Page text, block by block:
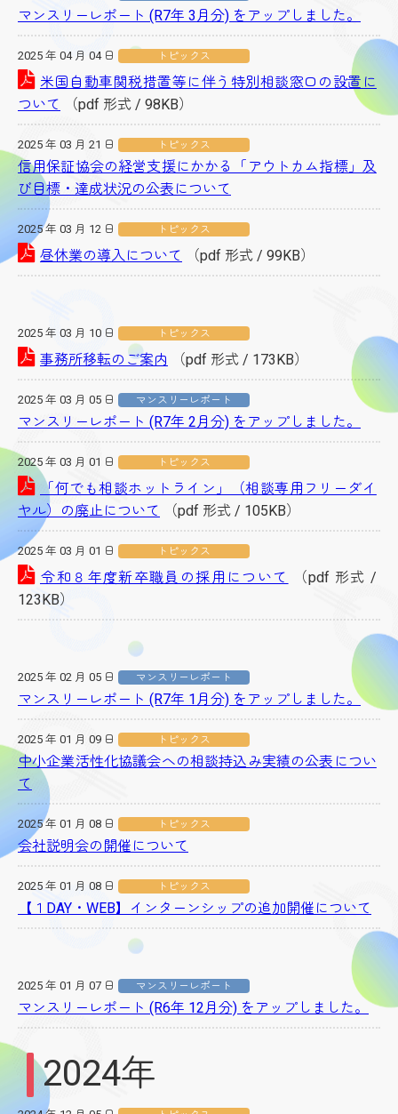
マンスリーレポート (R7年 3月分) をアップしました。
2025 年 04 月 04 日 トピックス
米国自動車関税措置等に伴う特別相談窓口の設置に
ついて （pdf 形式 / 98KB）
2025 年 03 月 21 日 トピックス
信用保証協会の経営支援にかかる「アウトカム指標」及
び目標・達成状況の公表について
2025 年 03 月 12 日 トピックス
昼休業の導入について （pdf 形式 / 99KB）
2025 年 03 月 10 日 トピックス
事務所移転のご案内 （pdf 形式 / 173KB）
2025 年 03 月 05 日 マンスリーレポート
マンスリーレポート (R7年 2月分) をアップしました。
2025 年 03 月 01 日 トピックス
「何でも相談ホットライン」（相談専用フリーダイ
ヤル）の廃止について （pdf 形式 / 105KB）
2025 年 03 月 01 日 トピックス
令和８年度新卒職員の採用について（pdf 形式 /
123KB）
2025 年 02 月 05 日 マンスリーレポート
マンスリーレポート (R7年 1月分) をアップしました。
2025 年 01 月 09 日 トピックス
中小企業活性化協議会への相談持込み実績の公表につい
て
2025 年 01 月 08 日 トピックス
会社説明会の開催について
2025 年 01 月 08 日 トピックス
【１DAY・WEB】インターンシップの追加開催について
2025 年 01 月 07 日 マンスリーレポート
マンスリーレポート (R6年 12月分) をアップしました。
2024年